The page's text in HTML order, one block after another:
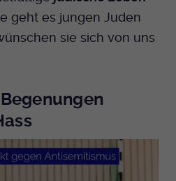
geht es jungen Juden
sie sich von uns
Identifikator, der gesetzt wird
Sitzung
der EKHN GmbH